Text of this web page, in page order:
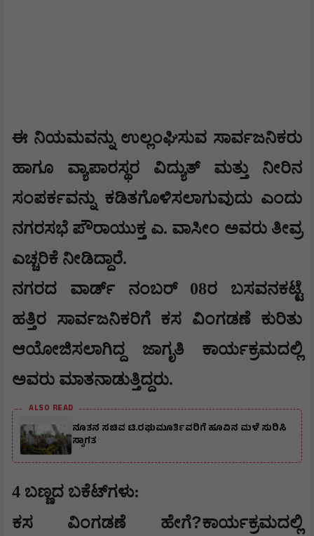
ಈ ನಿಯಮವನ್ನು ಉಲ್ಲಂಘಿಸುವ ಸಾರ್ವಜನಿಕರು
ಹಾಗೂ ವ್ಯಾಪಾರಸ್ಥರ ವಿದ್ಯುತ್ ಮತ್ತು ನೀರಿನ
ಸಂಪರ್ಕವನ್ನು ಕಡಿತಗೊಳಿಸಲಾಗುವುದು ಎಂದು
ನಗರಸಭೆ ಪೌರಾಯುಕ್ತ ಎ. ವಾಸೀಂ ಅವರು ತೀವ್ರ
ಎಚ್ಚರಿಕೆ ನೀಡಿದ್ದಾರೆ.
ನಗರದ ವಾರ್ಡ್ ನಂಬರ್ 08ರ ಬಸವನಕಟ್ಟೆ
ಹತ್ತಿರ ಸಾರ್ವಜನಿಕರಿಗೆ ಕಸ ವಿಂಗಡಣೆ ಕುರಿತು
ಆಯೋಜಿಸಲಾಗಿದ್ದ ಜಾಗೃತಿ ಕಾರ್ಯಕ್ರಮದಲ್ಲಿ
ಅವರು ಮಾತನಾಡುತ್ತಿದ್ದರು.
ALSO READ
ನೂತನ ಸಚಿವ ಟಿ.ರಘುಮೂರ್ತಿವರಿಗೆ ಹೂವಿನ ಮಳೆ ಸುರಿಸಿ
ಸ್ವಾಗತ
4 ಬಣ್ಣದ ಬಕೆಟ್‌ಗಳು:
ಕಸ ವಿಂಗಡಣೆ ಹೇಗೆ?ಕಾರ್ಯಕ್ರಮದಲ್ಲಿ